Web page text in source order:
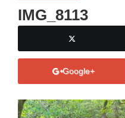
IMG_8113
Google+